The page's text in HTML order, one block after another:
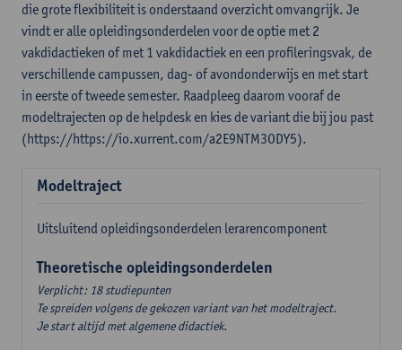
die grote flexibiliteit is onderstaand overzicht omvangrijk. Je
vindt er alle opleidingsonderdelen voor de optie met 2
vakdidactieken of met 1 vakdidactiek en een profileringsvak, de
verschillende campussen, dag- of avondonderwijs en met start
in eerste of tweede semester. Raadpleeg daarom vooraf de
modeltrajecten op de helpdesk en kies de variant die bij jou past
(https://https://io.xurrent.com/a2E9NTM3ODY5).
Modeltraject
Uitsluitend opleidingsonderdelen lerarencomponent
Theoretische opleidingsonderdelen
Verplicht: 18 studiepunten
Te spreiden volgens de gekozen variant van het modeltraject.
Je start altijd met algemene didactiek.